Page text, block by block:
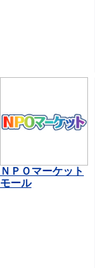
ＮＰＯマーケット
モール